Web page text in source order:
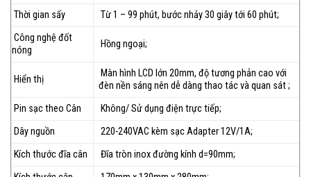
Thời gian sấy
Từ 1 – 99 phút, bước nhảy 30 giây tới 60 phút;
Công nghệ đốt
nóng
Hồng ngoại;
Hiển thị
Màn hình LCD lớn 20mm, độ tương phản cao với
đèn nền sáng nên dễ dàng thao tác và quan sát ;
Pin sạc theo Cân
Không/ Sử dụng điện trực tiếp;
Dây nguồn
220-240VAC kèm sạc Adapter 12V/1A;
Kích thước đĩa cân
Đĩa tròn inox đường kính d=90mm;